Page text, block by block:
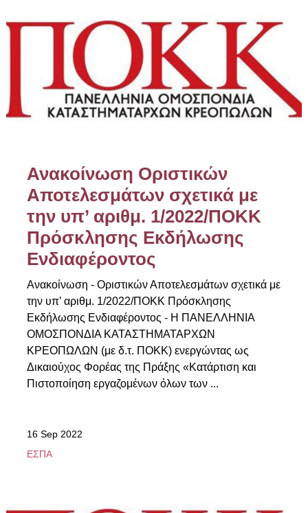
Ανακοίνωση Οριστικών
Αποτελεσμάτων σχετικά με
την υπ’ αριθμ. 1/2022/ΠΟΚΚ
Πρόσκλησης Εκδήλωσης
Ενδιαφέροντος
Ανακοίνωση - Οριστικών Αποτελεσμάτων σχετικά με
την υπ’ αριθμ. 1/2022/ΠΟΚΚ Πρόσκλησης
Εκδήλωσης Ενδιαφέροντος - Η ΠΑΝΕΛΛΗΝΙΑ
ΟΜΟΣΠΟΝΔΙΑ ΚΑΤΑΣΤΗΜΑΤΑΡΧΩΝ
ΚΡΕΟΠΩΛΩΝ (με δ.τ. ΠΟΚΚ) ενεργώντας ως
Δικαιούχος Φορέας της Πράξης «Κατάρτιση και
Πιστοποίηση εργαζομένων όλων των ...
16 Sep 2022
ΕΣΠΑ